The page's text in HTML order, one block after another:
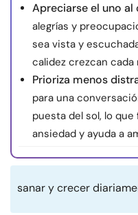
Idioma
Sobre nosotros
nosotros
© Copyright 2026.
Apreciarse el uno al
alegrías y
sea vista y
calidez crezcan cada
Prioriza menos
para una
puesta del sol, lo
ansiedad y ayuda a
sanar y crecer